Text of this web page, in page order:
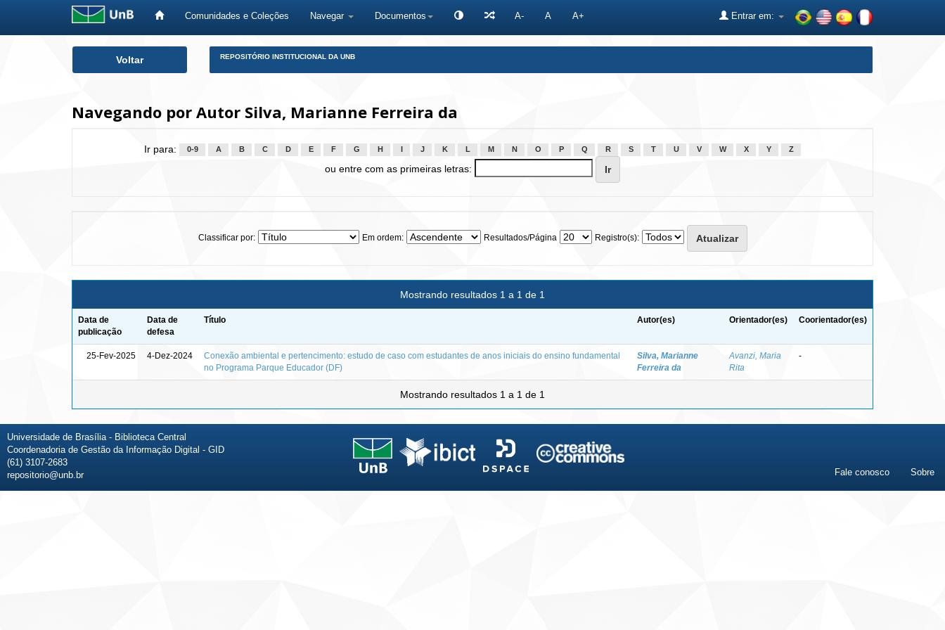
Comunidades e Coleções Navegar Documentos A- A A+ Entrar em:
Voltar REPOSITÓRIO INSTITUCIONAL DA UNB
Navegando por Autor Silva, Marianne Ferreira da
Ir para: 0-9 A B C D E F G H J K L M N O P Q R S T U V W X Y Z
ou entre com as primeiras letras:
Classificar por: Em ordem: Resultados/Página Registro(s):
Mostrando resultados 1 a 1 de 1
Data de
publicação
Data de
defesa
Título Autor(es) Orientador(es) Coorientador(es)
25-Fev-2025 4-Dez-2024
Conexão ambiental e pertencimento: estudo de caso com estudantes de anos iniciais do ensino fundamental
no Programa Parque Educador (DF)
Silva, Marianne
Ferreira da
Avanzi, Maria
Rita
-
Mostrando resultados 1 a 1 de 1
Universidade de Brasília - Biblioteca Central
Coordenadoria de Gestão da Informação Digital - GID
(61) 3107-2683
repositorio@unb.br
Fale conosco Sobre